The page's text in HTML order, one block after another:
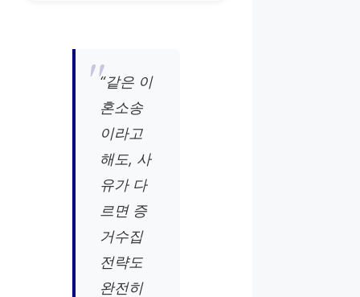
“같은 이
혼소송
이라고
해도, 사
유가 다
르면 증
거수집
전략도
완전히